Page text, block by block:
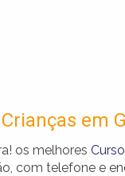
em
os melhores
com telefone e